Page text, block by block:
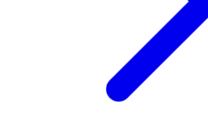
GPT를 만들 수 있습니다. 챗GPT를 활용
더 이상 꿈이 아닙니다! 이 책과 함께 여